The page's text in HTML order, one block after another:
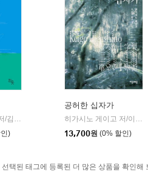
프리드리히 니체 저/김철 편역
)
공허한 십자가
히가시노 게이고 저/이선희 역
13,700원 (0% 할인)
선택된 태그에 등록된 더 많은 상품을 확인해